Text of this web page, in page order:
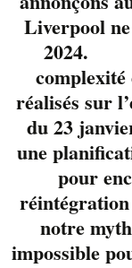
Liverpool
2024.
réalisés sur
du 23
une
pour
notre